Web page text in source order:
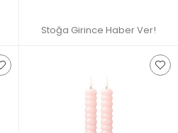
Stoğa Girince Haber Ver!